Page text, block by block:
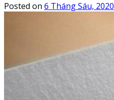
Posted on 6 Tháng Sáu, 2020